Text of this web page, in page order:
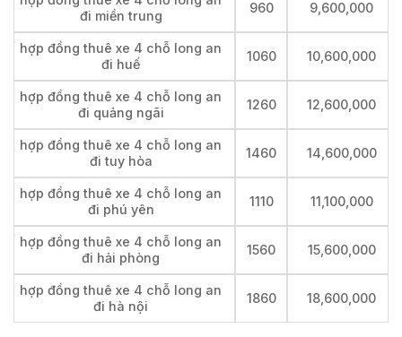
đi miền trung
960 9,600,000
hợp đồng thuê xe 4 chỗ long an
đi huế
1060 10,600,000
hợp đồng thuê xe 4 chỗ long an
đi quảng ngãi
1260 12,600,000
hợp đồng thuê xe 4 chỗ long an
đi tuy hòa
1460 14,600,000
hợp đồng thuê xe 4 chỗ long an
đi phú yên
1110 11,100,000
hợp đồng thuê xe 4 chỗ long an
đi hải phòng
1560 15,600,000
hợp đồng thuê xe 4 chỗ long an
đi hà nội
1860 18,600,000